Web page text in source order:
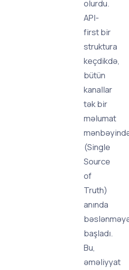
olurdu.
API-
first bir
struktura
keçdikdə,
bütün
kanallar
tək bir
məlumat
(Single
Source
of
Truth)
anında
başladı.
Bu,
əməliyyat